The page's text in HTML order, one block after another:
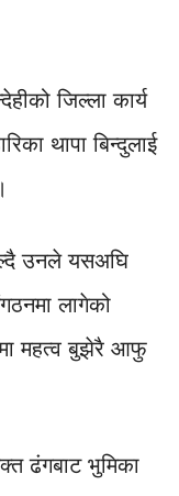
जिल्ला कार्य
थापा बिन्दुलाई
उनले यसअघि
लागेको
महत्व बुझेरै आफु
ढंगबाट भुमिका